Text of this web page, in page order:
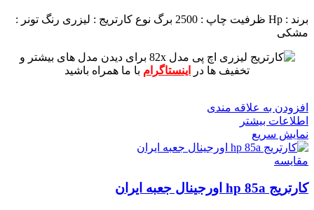
برند : Hp ظرفیت چاپ : 2500 برگ نوع کارتریج : لیزری رنگ تونر :
مشکی
برای دیدن مدل های بیشتر و
تخفیف ها در
اینستاگرام با ما همراه باشید
افزودن به علاقه مندی
اطلاعات بیشتر
نمایش سریع
مقايسه
کارتریج hp 85a اورجینال جعبه ایران